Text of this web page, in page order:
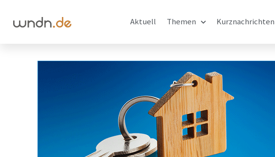
Aktuell Themen Kurznachrichten